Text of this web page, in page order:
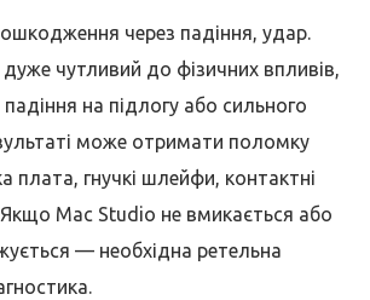
через падіння, удар.
чутливий до фізичних впливів,
на підлогу або сильного
може отримати поломку
плата, гнучкі шлейфи, контактні
Mac Studio не вмикається або
— необхідна ретельна